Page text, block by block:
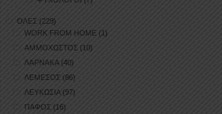
ΟΛΕΣ (229)
WORK FROM HOME (1)
ΑΜΜΟΧΩΣΤΟΣ (10)
ΛΑΡΝΑΚΑ (40)
ΛΕΜΕΣΟΣ (86)
ΛΕΥΚΩΣΙΑ(97)
ΠΑΦΟΣ (16)